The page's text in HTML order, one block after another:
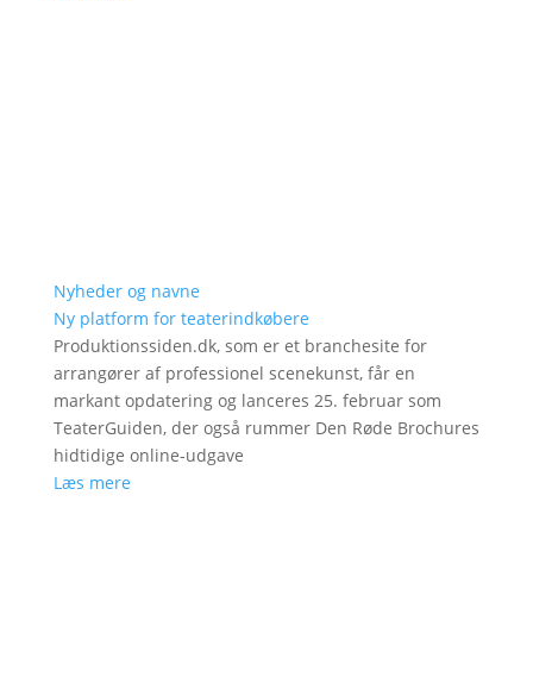
Nyheder og navne
Ny platform for teaterindkøbere
Produktionssiden.dk, som er et branchesite for
arrangører af professionel scenekunst, får en
markant opdatering og lanceres 25. februar som
TeaterGuiden, der også rummer Den Røde Brochures
hidtidige online-udgave
Læs mere